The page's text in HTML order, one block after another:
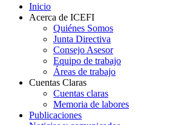
Inicio
Acerca de ICEFI
Quiénes Somos
Junta Directiva
Consejo Asesor
Equipo de trabajo
Áreas de trabajo
Cuentas Claras
Cuentas claras
Memoria de labores
Publicaciones